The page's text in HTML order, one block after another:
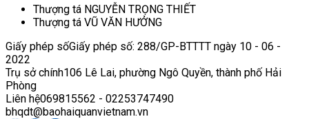
Thượng tá NGUYỄN TRỌNG THIẾT
Thượng tá VŨ VĂN HƯỞNG
Giấy phép sốGiấy phép số: 288/GP-BTTTT ngày 10 - 06 -
2022
Trụ sở chính106 Lê Lai, phường Ngô Quyền, thành phố Hải
Phòng
Liên hệ069815562 - 02253747490
bhqdt@baohaiquanvietnam.vn